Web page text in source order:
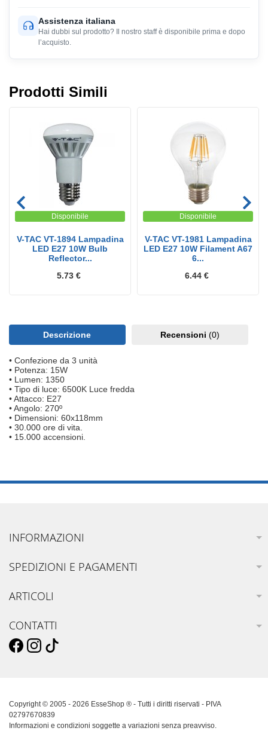
Assistenza italiana
Hai dubbi sul prodotto? Il nostro staff è disponibile prima e dopo
l’acquisto.
Prodotti Simili
Disponibile
V-TAC VT-1894 Lampadina
LED E27 10W Bulb
Reflector...
5.73 €
Disponibile
V-TAC VT-1981 Lampadina
LED E27 10W Filament A67
6...
6.44 €
Descrizione Recensioni (0)
• Confezione da 3 unità
• Potenza: 15W
• Lumen: 1350
• Tipo di luce: 6500K Luce fredda
• Attacco: E27
• Angolo: 270º
• Dimensioni: 60x118mm
• 30.000 ore di vita.
• 15.000 accensioni.
INFORMAZIONI
SPEDIZIONI E PAGAMENTI
ARTICOLI
CONTATTI
Copyright © 2005 - 2026 EsseShop ® - Tutti i diritti riservati - PIVA
02797670839
Informazioni e condizioni soggette a variazioni senza preavviso.